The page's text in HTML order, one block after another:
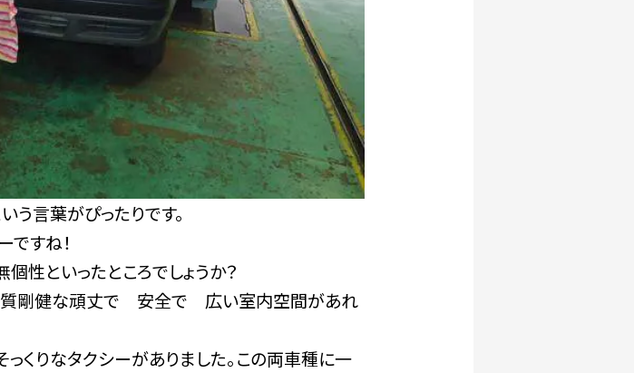
言葉がぴったりです。
すね！
性といったところでしょうか？
質剛健な頑丈で 安全で 広い室内空間があれ
くりなタクシーがありました。この両車種に一